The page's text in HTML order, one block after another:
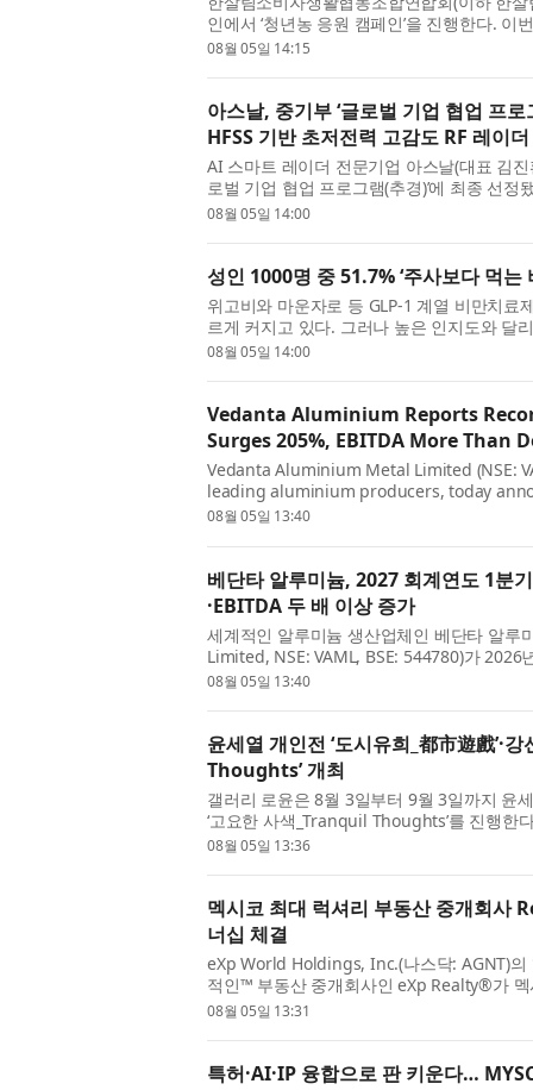
인에서 ‘청년농 응원 캠페인’을 진행한다.
로, 소비자와 청년농부가 직접 만나 교...
08월 05일 14:15
아스날, 중기부 ‘글로벌 기업 협업 프
HFSS 기반 초저전력 고감도 RF 레이더
AI 스마트 레이더 전문기업 아스날(대표 김
로벌 기업 협업 프로그램(추경)’에 최종 선
내 유망 스타트업이 세계적인 기술 ...
08월 05일 14:00
성인 1000명 중 51.7% ‘주사보다 먹는
위고비와 마운자로 등 GLP-1 계열 비만치
르게 커지고 있다. 그러나 높은 인지도와 달
소비자가 많은 것으로 나타났다. 리서...
08월 05일 14:00
Vedanta Aluminium Reports
Surges 205%, EBITDA More Than
Vedanta Aluminium Metal Limited (NSE:
leading aluminium producers, today
quarter ended June 30, 2026, marking a
08월 05일 13:40
베단타 알루미늄, 2027 회계연도 1분
·EBITDA 두 배 이상 증가
세계적인 알루미늄 생산업체인 베단타 알
Limited, NSE: VAML, BSE: 544780)가
발표했다. 이번 실적은 인적분할 이후 독...
08월 05일 13:40
윤세열 개인전 ‘도시유희_都市遊戲’·
Thoughts’ 개최
갤러리 로윤은 8월 3일부터 9월 3일까지 윤
‘고요한 사색_Tranquil Thoughts’를 진행한
전은 각기 독립적인 작업 세계를 유...
08월 05일 13:36
멕시코 최대 럭셔리 부동산 중개회
너십 체결
eXp World Holdings, Inc.(나스닥: AGNT)
적인™ 부동산 중개회사인 eXp Realty®가
Sur) 지역에서 거래 건수 기준 1위 부동산 ...
08월 05일 13:31
특허·AI·IP 융합으로 판 키운다…